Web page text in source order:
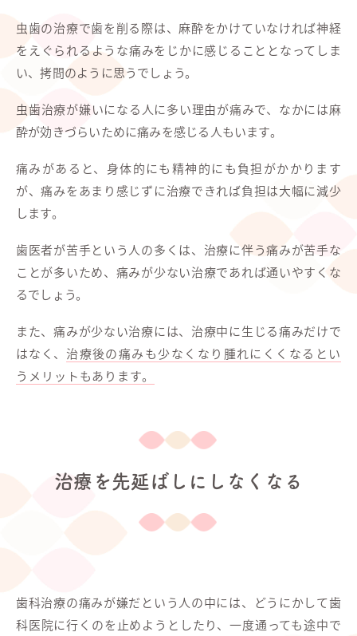
虫歯の治療で歯を削る際は、麻酔をかけていなければ神経
をえぐられるような痛みをじかに感じることとなってしま
い、拷問のように思うでしょう。
虫歯治療が嫌いになる人に多い理由が痛みで、なかには麻
酔が効きづらいために痛みを感じる人もいます。
痛みがあると、身体的にも精神的にも負担がかかります
が、痛みをあまり感じずに治療できれば負担は大幅に減少
します。
歯医者が苦手という人の多くは、治療に伴う痛みが苦手な
ことが多いため、痛みが少ない治療であれば通いやすくな
るでしょう。
また、痛みが少ない治療には、治療中に生じる痛みだけで
はなく、 治療後の痛みも少なくなり腫れにくくなるとい
うメリットもあります。
治療を先延ばしにしなくなる
歯科治療の痛みが嫌だという人の中には、どうにかして歯
科医院に行くのを止めようとしたり、一度通っても途中で